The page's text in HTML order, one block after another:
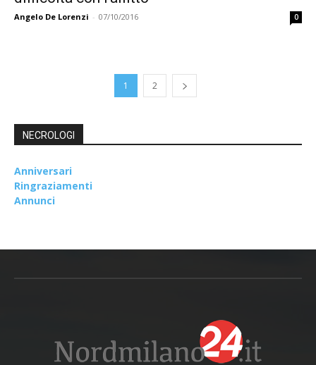
Angelo De Lorenzi - 07/10/2016 0
1 2
NECROLOGI
Anniversari
Ringraziamenti
Annunci